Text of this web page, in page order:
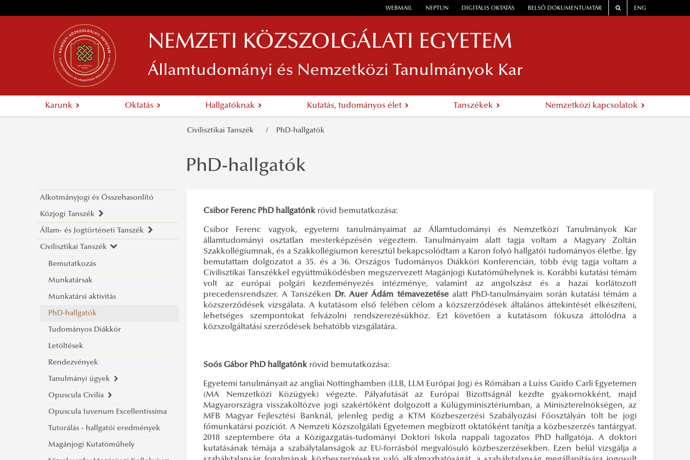
WEBMAIL NEPTUN DIGITÁLIS OKTATÁS BELSŐ DOKUMENTUMTÁR ENG
NEMZETI KÖZSZOLGÁLATI EGYETEM
Államtudományi és Nemzetközi Tanulmányok Kar
Karunk Oktatás Hallgatóknak Kutatás, tudományos élet Tanszékek Nemzetközi kapcsolatok
Civilisztikai Tanszék PhD-hallgatók
Alkotmányjogi és Összehasonlító
Közjogi Tanszék
Bemutatkozás
Munkatársak
Hírek, események, rendezvények
Munkatársi aktivitás/szakmai
tevékenység
PhD-hallgatók
Oktatott tantárgyak/letölthető
oktatási segédletek
Szakdolgozati és kutatási témák
Tudományos Diákkör
Állam- és Jogtörténeti Tanszék
Bemutatkozás
Munkatársak
Hírek, események, rendezvények
PhD hallgatók
Szakdolgozati és kutatási témák
Munkatársi aktivitás/szakmai
tevékenység
Tudományos Diákkör
Bemutatkozás
Események
Ludovika Kórus
Bemutatkozás
Felhívások, események
Civilisztikai Tanszék
Bemutatkozás
Munkatársak
Munkatársi aktivitás
PhD-hallgatók
Tudományos Diákkör
Letöltések
Rendezvények
Tanulmányi ügyek
Általános információk
Civilisztika I. ÁTMA
Civilisztika II. ÁTMA
Társasági jog ÁTMA
Opuscula Civilia
Az Opuscula Civilia
2026
2025
Opuscula Iuvenum Excellentissima
Tutorálás - hallgatói eredmények
Magánjogi Kutatóműhely
PhD-hallgatók
Csibor Ferenc PhD hallgatónkrövid bemutatkozása:
Csibor Ferenc vagyok, egyetemi tanulmányaimat az Államtudományi és Nemzetközi Tanulmányok Kar
államtudományi osztatlan mesterképzésén végeztem. Tanulmányaim alatt tagja voltam a Magyary Zoltán
Szakkollégiumnak, és a Szakkollégiumon keresztül bekapcsolódtam a Karon folyó hallgatói tudományos életbe. Így
bemutattam dolgozatot a 35. és a 36. Országos Tudományos Diákköri Konferencián, több évig tagja voltam a
Civilisztikai Tanszékkel együttműködésben megszervezett Magánjogi Kutatóműhelynek is. Korábbi kutatási témám
volt az európai polgári kezdeményezés intézménye, valamint az angolszász és a hazai korlátozott
precedensrendszer. A Tanszéken Dr. Auer Ádám témavezetésealatt PhD-tanulmányaim során kutatási témám a
közszerződések vizsgálata. A kutatásom első felében célom a közszerződések általános áttekintését elkészíteni,
lehetséges szempontokat felvázolni rendszerezésükhöz. Ezt követően a kutatásom fókusza áttolódna a
közszolgáltatási szerződések behatóbb vizsgálatára.
Soós Gábor PhD hallgatónk rövid bemutatkozása:
Egyetemi tanulmányait az angliai Nottinghamben (LLB, LLM Európai Jog) és Rómában a Luiss Guido Carli Egyetemen
(MA Nemzetközi Közügyek) végezte. Pályafutását az Európai Bizottságnál kezdte gyakornokként, majd
Magyarországra visszaköltözve jogi szakértőként dolgozott a Külügyminisztériumban, a Miniszterelnökségen, az
MFB Magyar Fejlesztési Banknál, jelenleg pedig a KTM Közbeszerzési Szabályozási Főosztályán tölt be jogi
főmunkatársi pozíciót. A Nemzeti Közszolgálati Egyetemen megbízott oktatóként tanítja a közbeszerzés tantárgyat.
2018 szeptembere óta a Közigazgatás-tudományi Doktori Iskola nappali tagozatos PhD hallgatója. A doktori
kutatásának témája a szabálytalanságok az EU-forrásból megvalósuló közbeszerzésekben. Ezen belül vizsgálja a